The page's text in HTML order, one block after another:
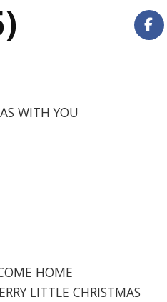
WITH YOU
HOME
LITTLE CHRISTMAS